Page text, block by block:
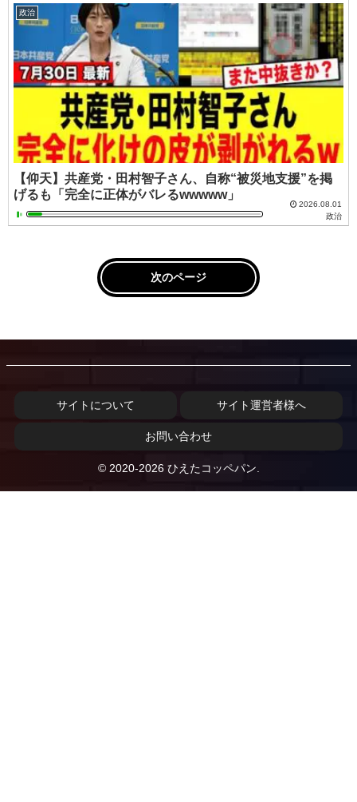
政治
【仰天】共産党・田村智子さん、自称“被災地支援”を掲
げるも「完全に正体がバレるwwwww」
2026.08.01
政治
次のページ
サイトについて サイト運営者様へ
お問い合わせ
© 2020-2026 ひえたコッペパン.